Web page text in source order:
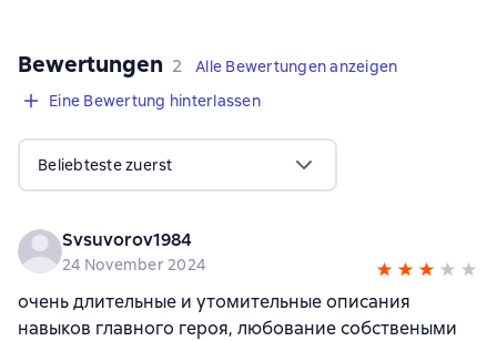
Bewertungen 2 Bewertungen
2
Alle Bewertungen anzeigen
Eine Bewertung hinterlassen
Beliebteste zuerst
Svsuvorov1984
24 November 2024
очень длительные и утомительные описания
навыков главного героя, любование собствеными